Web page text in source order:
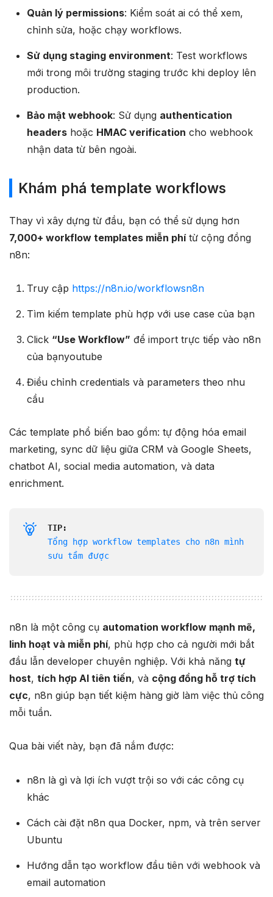
Quản lý permissions: Kiểm soát ai có thể xem,
chỉnh sửa, hoặc chạy workflows.
Sử dụng staging environment: Test workflows
mới trong môi trường staging trước khi deploy lên
production.
Bảo mật webhook: Sử dụng authentication
headershoặc HMAC verification cho webhook
nhận data từ bên ngoài.
Khám phá template workflows
Thay vì xây dựng từ đầu, bạn có thể sử dụng hơn
7,000+ workflow templates miễn phítừ cộng đồng
n8n:​
Truy cập https://n8n.io/workflowsn8n
Tìm kiếm template phù hợp với use case của bạn
Click “Use Workflow” để import trực tiếp vào n8n
của bạnyoutube​
Điều chỉnh credentials và parameters theo nhu
cầu
Các template phổ biến bao gồm: tự động hóa email
marketing, sync dữ liệu giữa CRM và Google Sheets,
chatbot AI, social media automation, và data
enrichment.
TIP:
Tổng hợp workflow templates cho n8n mình
sưu tầm được
n8n là một công cụ automation workflow mạnh mẽ,
linh hoạt và miễn phí, phù hợp cho cả người mới bắt
đầu lẫn developer chuyên nghiệp. Với khả năng tự
host, tích hợp AI tiên tiến, và cộng đồng hỗ trợ tích
cực, n8n giúp bạn tiết kiệm hàng giờ làm việc thủ công
mỗi tuần.
Qua bài viết này, bạn đã nắm được:
n8n là gì và lợi ích vượt trội so với các công cụ
khác
Cách cài đặt n8n qua Docker, npm, và trên server
Ubuntu
Hướng dẫn tạo workflow đầu tiên với webhook và
email automation